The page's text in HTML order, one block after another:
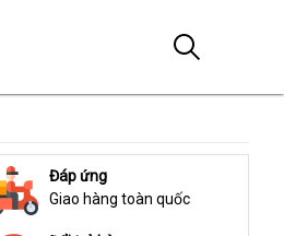
Đáp ứng
Giao hàng toàn quốc